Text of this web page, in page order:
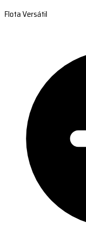
Flota Versátil